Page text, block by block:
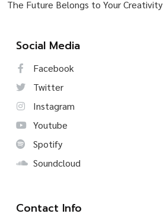
The Future Belongs to Your Creativity
Social Media
Facebook
Twitter
Instagram
Youtube
Spotify
Soundcloud
Contact Info